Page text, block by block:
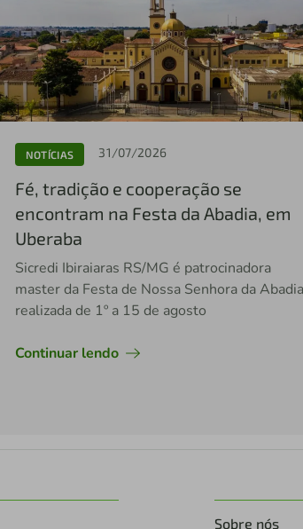
NOTÍCIAS 31/07/2026
Fé, tradição e cooperação se
encontram na Festa da Abadia, em
Uberaba
Sicredi Ibiraiaras RS/MG é patrocinadora
master da Festa de Nossa Senhora da Abadia,
realizada de 1º a 15 de agosto
Continuar lendo
Sobre nós